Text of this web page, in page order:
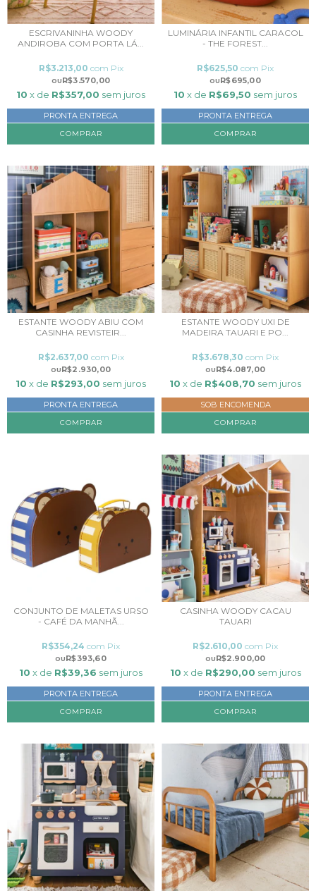
ESCRIVANINHA WOODY
ANDIROBA COM PORTA LÁ...
R$3.570,00
R$3.213,00 com Pix
10 x de R$357,00 sem juros
PRONTA ENTREGA
COMPRAR
LUMINÁRIA INFANTIL CARACOL
- THE FOREST...
R$695,00
R$625,50 com Pix
10 x de R$69,50 sem juros
PRONTA ENTREGA
ESTANTE WOODY ABIU COM
CASINHA REVISTEIR...
R$2.930,00
R$2.637,00 com Pix
10 x de R$293,00 sem juros
PRONTA ENTREGA
COMPRAR
ESTANTE WOODY UXI DE
MADEIRA TAUARI E PO...
R$4.087,00
R$3.678,30 com Pix
10 x de R$408,70 sem juros
SOB ENCOMENDA
COMPRAR
CONJUNTO DE MALETAS URSO
- CAFÉ DA MANHÃ...
R$393,60
R$354,24 com Pix
10 x de R$39,36 sem juros
PRONTA ENTREGA
CASINHA WOODY CACAU
TAUARI
R$2.900,00
R$2.610,00 com Pix
10 x de R$290,00 sem juros
PRONTA ENTREGA
COMPRAR